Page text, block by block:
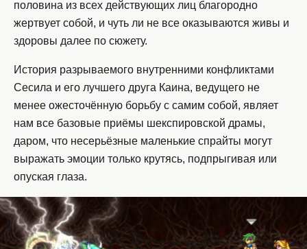
половина из всех действующих лиц благородно
жертвует собой, и чуть ли не все оказываются живы и
здоровы далее по сюжету.
История разрываемого внутренними конфликтами
Сесила и его лучшего друга Каина, ведущего не
менее ожесточённую борьбу с самим собой, являет
нам все базовые приёмы шекспировской драмы,
даром, что несерьёзные маленькие спрайты могут
выражать эмоции только крутясь, подпрыгивая или
опуская глаза.